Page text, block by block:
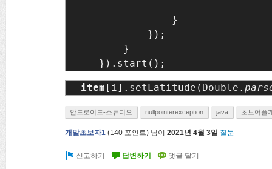
                }
            });
        }
    }).start();
item [i].setLatitude(Double.
안드로이드-스튜디오 nullpointerexception java 초보어플
개발초보자1 (140 포인트) 님이 2021년 4월 3일 질문